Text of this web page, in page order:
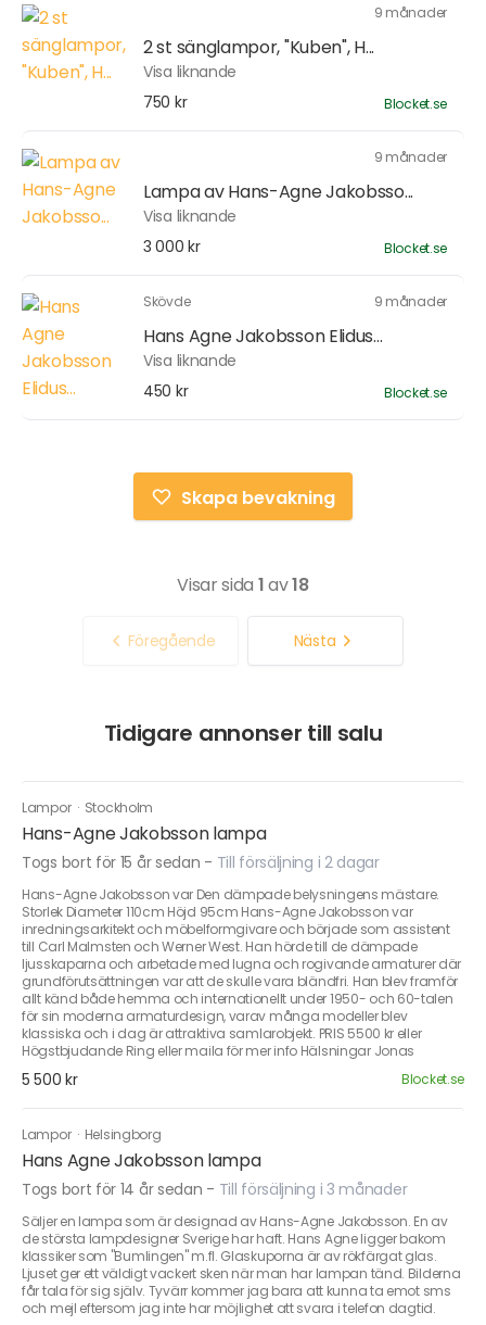
9 månader
2 st sänglampor, "Kuben", H...
Visa liknande
750 kr
Blocket.se
9 månader
Lampa av Hans-Agne Jakobsso...
Visa liknande
3 000 kr
Blocket.se
Skövde 9 månader
Hans Agne Jakobsson Elidus...
Visa liknande
450 kr
Blocket.se
Skapa bevakning
Visar sida 1av18
Föregående Nästa
Tidigare annonser till salu
Lampor · Stockholm
Hans-Agne Jakobsson lampa
Togs bort för 15 år sedan - Till försäljning i 2 dagar
Hans-Agne Jakobsson var Den dämpade belysningens mästare.
Storlek Diameter 110cm Höjd 95cm Hans-Agne Jakobsson var
inredningsarkitekt och möbelformgivare och började som assistent
till Carl Malmsten och Werner West. Han hörde till de dämpade
ljusskaparna och arbetade med lugna och rogivande armaturer där
grundförutsättningen var att de skulle vara bländfri. Han blev framför
allt känd både hemma och internationellt under 1950- och 60-talen
för sin moderna armaturdesign, varav många modeller blev
klassiska och i dag är attraktiva samlarobjekt. PRIS 5500 kr eller
Högstbjudande Ring eller maila för mer info Hälsningar Jonas
5 500 kr Blocket.se
Lampor · Helsingborg
Hans Agne Jakobsson lampa
Togs bort för 14 år sedan - Till försäljning i 3 månader
Säljer en lampa som är designad av Hans-Agne Jakobsson. En av
de största lampdesigner Sverige har haft. Hans Agne ligger bakom
klassiker som "Bumlingen" m.fl. Glaskuporna är av rökfärgat glas.
Ljuset ger ett väldigt vackert sken när man har lampan tänd. Bilderna
får tala för sig själv. Tyvärr kommer jag bara att kunna ta emot sms
och mejl eftersom jag inte har möjlighet att svara i telefon dagtid.